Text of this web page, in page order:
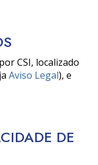
CSI, localizado
Aviso Legal), e
DE